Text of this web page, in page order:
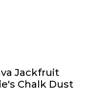
Jackfruit
Chalk Dust